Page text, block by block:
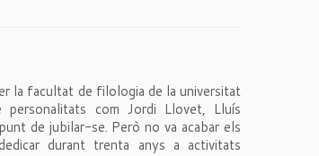
la facultat de filologia de la universitat
personalitats com Jordi Llovet, Lluís
de jubilar-se. Però no va acabar els
durant trenta anys a activitats